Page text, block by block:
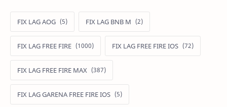
FIX LAG AOG FIX LAG BNB M
FIX LAG FREE FIRE FIX LAG FREE FIRE IOS
FIX LAG FREE FIRE MAX
FIX LAG GARENA FREE FIRE IOS